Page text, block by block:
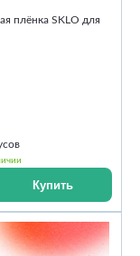
плёнка SKLO для
Купить